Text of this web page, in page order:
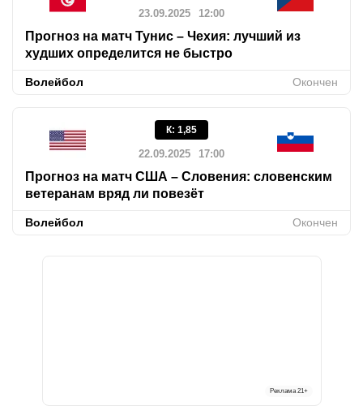
23.09.2025 12:00
Прогноз на матч Тунис – Чехия: лучший из
худших определится не быстро
Волейбол Окончен
К: 1,85
22.09.2025 17:00
Прогноз на матч США – Словения: словенским
ветеранам вряд ли повезёт
Волейбол Окончен
Реклама 21+